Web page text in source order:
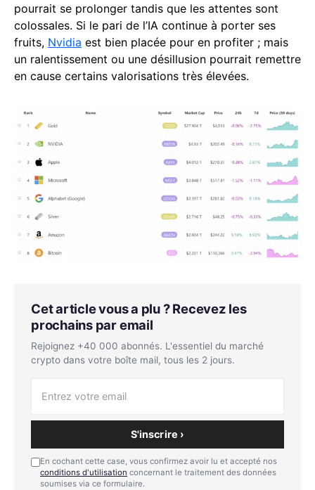
pourrait se prolonger tandis que les attentes sont
colossales. Si le pari de l’IA continue à porter ses
fruits, Nvidia est bien placée pour en profiter ; mais
un ralentissement ou une désillusion pourrait remettre
en cause certains valorisations très élevées.
Cet article vous a plu ? Recevez les
prochains par email
Rejoignez +40 000 abonnés. L'essentiel du marché
crypto dans votre boîte mail, tous les 2 jours.
S'inscrire ›
En cochant cette case, vous confirmez avoir lu et accepté nos
conditions d'utilisation concernant le traitement des données
soumises via ce formulaire.